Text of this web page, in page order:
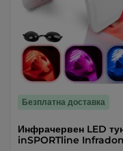
Инфрачервен LED
inSPORTline
Безплатна доставка